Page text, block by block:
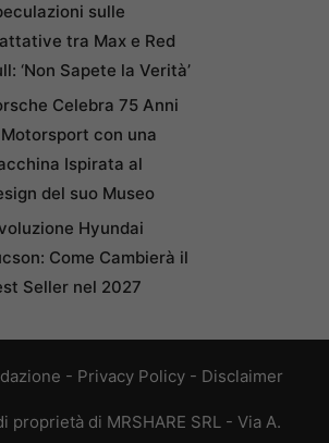
sulle
tra Max e Red
‘Non Sapete la Verità’
Celebra 75 Anni
con una
Ispirata al
del suo Museo
Hyundai
Come Cambierà il
Seller nel 2027
- Privacy Policy - Disclaimer
proprietà di MRSHARE SRL - Via A.